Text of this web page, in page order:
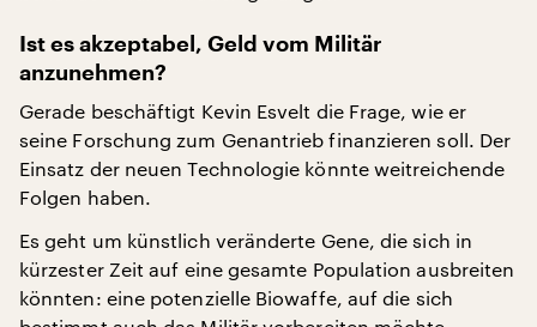
Ist es akzeptabel, Geld vom Militär
anzunehmen?
Gerade beschäftigt Kevin Esvelt die Frage, wie er
seine Forschung zum Genantrieb finanzieren soll. Der
Einsatz der neuen Technologie könnte weitreichende
Folgen haben.
Es geht um künstlich veränderte Gene, die sich in
kürzester Zeit auf eine gesamte Population ausbreiten
könnten: eine potenzielle Biowaffe, auf die sich